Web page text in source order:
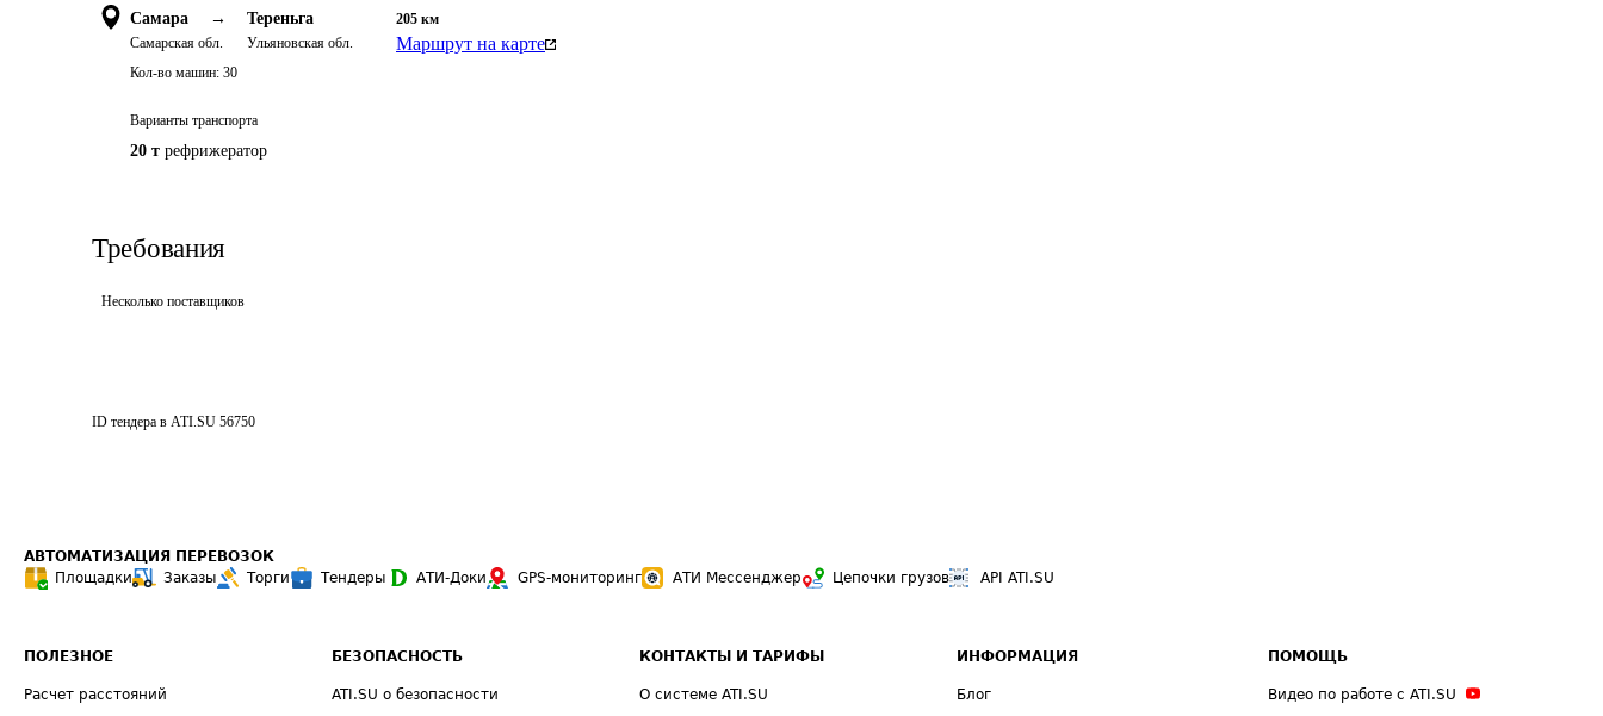
Самара →
Самарская обл.
Тереньга
Ульяновская обл.
205 км
Маршрут на карте
Кол-во машин: 30
Варианты транспорта
20 т рефрижератор
Требования
Несколько поставщиков
ID тендера в ATI.SU 56750
АВТОМАТИЗАЦИЯ ПЕРЕВОЗОК
Площадки
Заказы Торги Тендеры АТИ-Доки GPS-мониторинг АТИ Мессенджер Цепочки грузов API ATI.SU
ПОЛЕЗНОЕ
Расчет расстояний
БЕЗОПАСНОСТЬ
ATI.SU о безопасности
КОНТАКТЫ И ТАРИФЫ
О системе ATI.SU
ИНФОРМАЦИЯ
Блог
ПОМОЩЬ
Видео по работе с ATI.SU